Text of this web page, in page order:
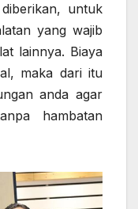
untuk
yang wajib
lainnya. Biaya
maka dari itu
anda agar
hambatan